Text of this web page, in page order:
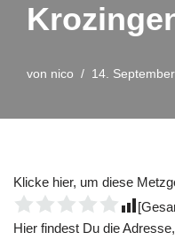
von nico 14.
Klicke hier, um diese
Hier findest Du die